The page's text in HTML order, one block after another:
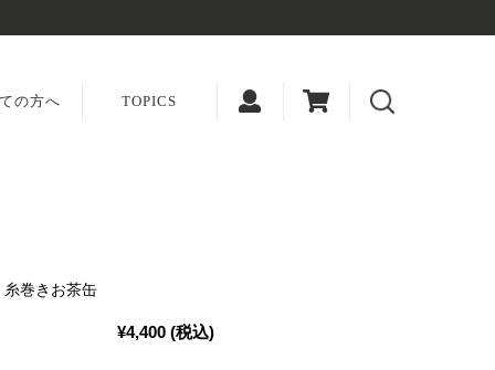
の方へ TOPICS
糸巻きお茶缶
¥4,400 (税込)